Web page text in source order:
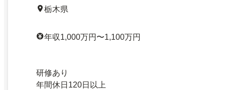
栃木県
年収1,000万円〜1,100万円
研修あり
年間休日120日以上